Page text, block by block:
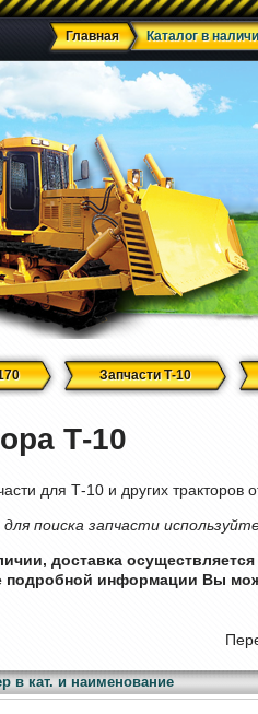
Главная Каталог в
Запчасти Т-10
Т-10
для Т-10 и других тракторов
поиска запчасти
доставка
подробной информации Вы
в кат. и наименование